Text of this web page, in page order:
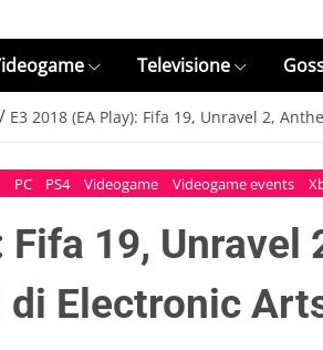
Televisione
/ E3 2018 (EA Play): Fifa 19, Unravel 2,
PC PS4 Videogame Videogame events
Fifa 19, Unravel
Electronic